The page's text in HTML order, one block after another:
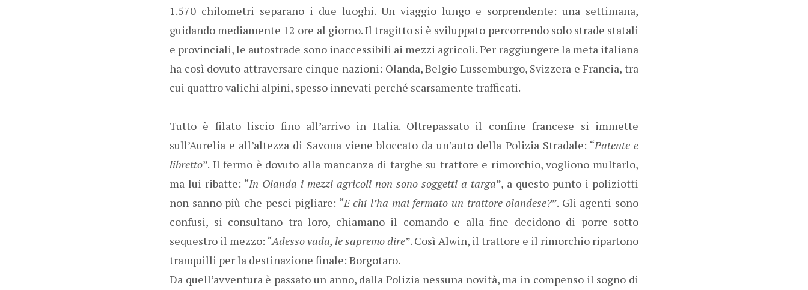
1.570 chilometri separano i due luoghi. Un viaggio lungo e sorprendente: una settimana,
guidando mediamente 12 ore al giorno. Il tragitto si è sviluppato percorrendo solo strade statali
e provinciali, le autostrade sono inaccessibili ai mezzi agricoli. Per raggiungere la meta italiana
ha così dovuto attraversare cinque nazioni: Olanda, Belgio Lussemburgo, Svizzera e Francia, tra
cui quattro valichi alpini, spesso innevati perché scarsamente trafficati.
Tutto è filato liscio fino all’arrivo in Italia. Oltrepassato il confine francese si immette
sull’Aurelia e all’altezza di Savona viene bloccato da un’auto della Polizia Stradale: “Patente e
libretto”. Il fermo è dovuto alla mancanza di targhe su trattore e rimorchio, vogliono multarlo,
ma lui ribatte: “In Olanda i mezzi agricoli non sono soggetti a targa”, a questo punto i poliziotti
non sanno più che pesci pigliare: “E chi l’ha mai fermato un trattore olandese?”. Gli agenti sono
confusi, si consultano tra loro, chiamano il comando e alla fine decidono di porre sotto
sequestro il mezzo: “Adesso vada, le sapremo dire”. Così Alwin, il trattore e il rimorchio ripartono
tranquilli per la destinazione finale: Borgotaro.
Da quell’avventura è passato un anno, dalla Polizia nessuna novità, ma in compenso il sogno di